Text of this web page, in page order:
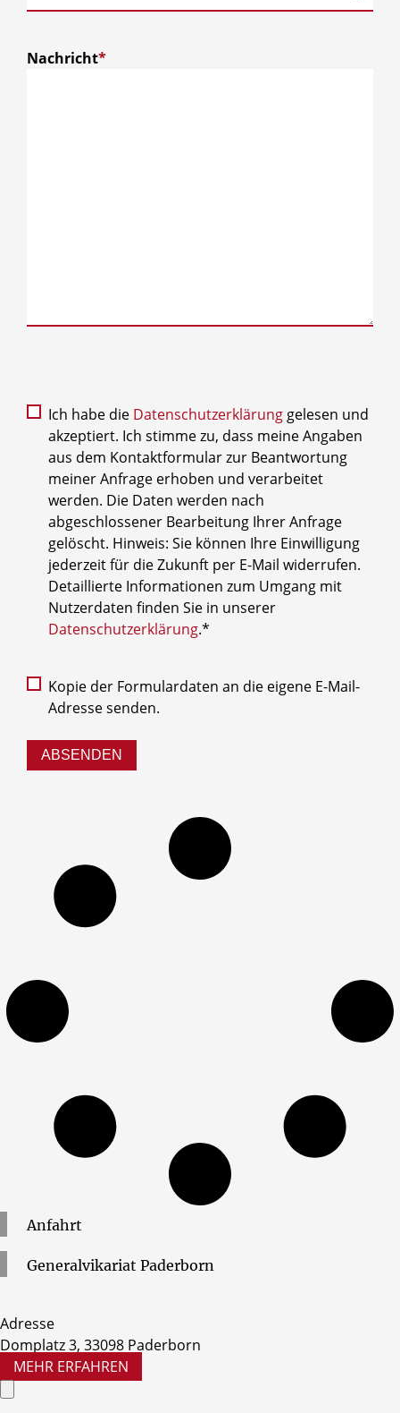
Nachricht*
Ich habe die Datenschutzerklärung gelesen und
akzeptiert. Ich stimme zu, dass meine Angaben
aus dem Kontaktformular zur Beantwortung
meiner Anfrage erhoben und verarbeitet
werden. Die Daten werden nach
abgeschlossener Bearbeitung Ihrer Anfrage
gelöscht. Hinweis: Sie können Ihre Einwilligung
jederzeit für die Zukunft per E-Mail widerrufen.
Detaillierte Informationen zum Umgang mit
Nutzerdaten finden Sie in unserer
Datenschutzerklärung.*
Kopie der Formulardaten an die eigene E-Mail-
Adresse senden.
ABSENDEN
Anfahrt
Generalvikariat Paderborn
Adresse
Domplatz 3, 33098 Paderborn
MEHR ERFAHREN